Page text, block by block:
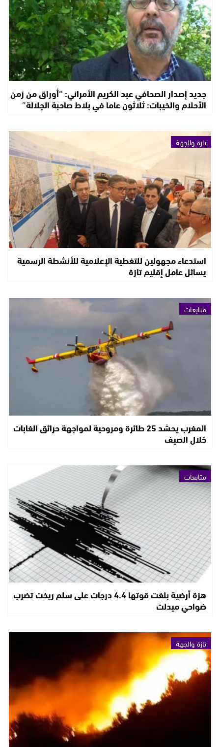
جديد إصدار الصحافي عبد الكريم الأمراني: “أوراق من زمن
الأحلام والخيبات: ثلاثون عاما في بلاط صاحبة الجلالة”
تازة والجهة
استدعاء مجهولين للتغطية الإعلامية للأنشطة الرسمية
يسائل عامل إقليم تازة
متابعات
المغرب يحشد 25 طائرة ومروحية لمواجهة حرائق الغابات
خلال الصيف
متابعات
هزة أرضية بلغت قوتها 4.4 درجات على سلم ريخت تضرب
ضواحي ميدلت
تازة والجهة